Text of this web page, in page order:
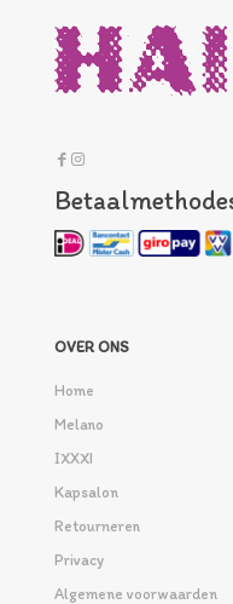
OVER ONS
Home
Melano
IXXXI
Kapsalon
Retourneren
Privacy
Algemene voorwaarden